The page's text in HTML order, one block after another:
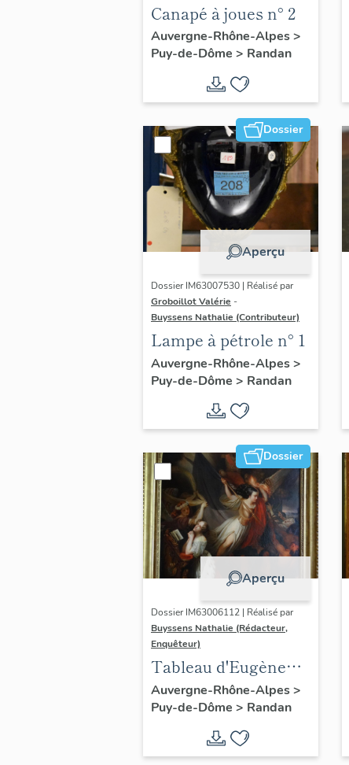
Canapé à joues n° 2
Auvergne-Rhône-Alpes>
Puy-de-Dôme > Randan
Dossier
Aperçu
Dossier IM63007530 | Réalisé par
Groboillot Valérie -
Buyssens Nathalie (Contributeur)
Lampe à pétrole n° 1
Auvergne-Rhône-Alpes>
Puy-de-Dôme > Randan
Dossier
Aperçu
Dossier IM63006112 | Réalisé par
Buyssens Nathalie (Rédacteur,
Enquêteur)
Tableau d'Eugène
Romain Van
Maldeghem - " La
prière de Marie-
Amélie "
Auvergne-Rhône-Alpes>
Puy-de-Dôme > Randan